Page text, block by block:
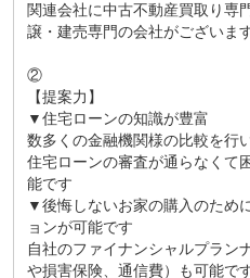
関連会社に中古不動産買取り専
譲・建売専門の会社がございま
②
【提案力】
▼住宅ローンの知識が豊富
数多くの金融機関様の比較を行
住宅ローンの審査が通らなくて
能です
▼後悔しないお家の購入のため
ョンが可能です
自社のファイナンシャルプラン
や損害保険、通信費）も可能で